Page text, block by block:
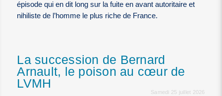
épisode qui en dit long sur la fuite en avant autoritaire et
nihiliste de l’homme le plus riche de France.
La succession de Bernard
Arnault, le poison au cœur de
LVMH
Samedi 25 juillet 2026